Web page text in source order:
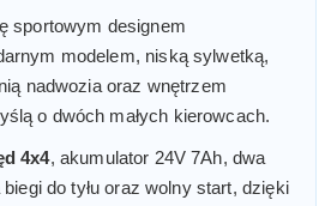
sportowym designem
modelem, niską sylwetką,
nadwozia oraz wnętrzem
o dwóch małych kierowcach.
4x4, akumulator 24V 7Ah, dwa
do tyłu oraz wolny start, dzięki